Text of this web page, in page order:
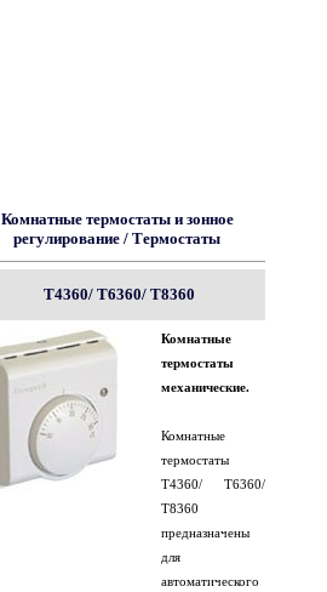
Комнатные термостаты и зонное
регулирование / Термостаты
T4360/ T6360/ T8360
Комнатные
термостаты
механические.
Комнатные
термостаты
T4360/ T6360/
T8360
предназначены
для
автоматического